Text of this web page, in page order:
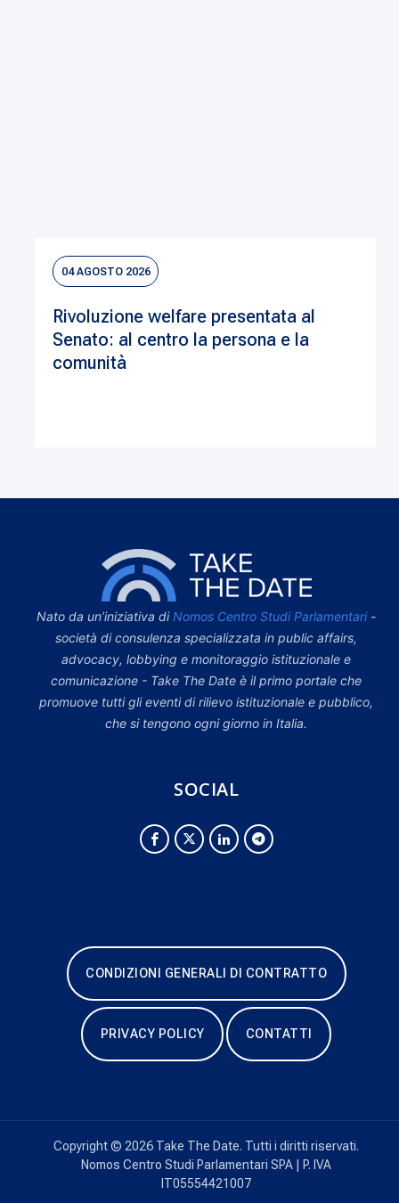
04 AGOSTO 2026
Rivoluzione welfare presentata al
Senato: al centro la persona e la
comunità
Nato da un’iniziativa di Nomos Centro Studi Parlamentari-
società di consulenza specializzata in public affairs,
advocacy, lobbying e monitoraggio istituzionale e
comunicazione - Take The Date è il primo portale che
promuove tutti gli eventi di rilievo istituzionale e pubblico,
che si tengono ogni giorno in Italia.
SOCIAL
CONDIZIONI GENERALI DI CONTRATTO
PRIVACY POLICY CONTATTI
Copyright © 2026 Take The Date. Tutti i diritti riservati.
Nomos Centro Studi Parlamentari SPA | P. IVA
IT05554421007